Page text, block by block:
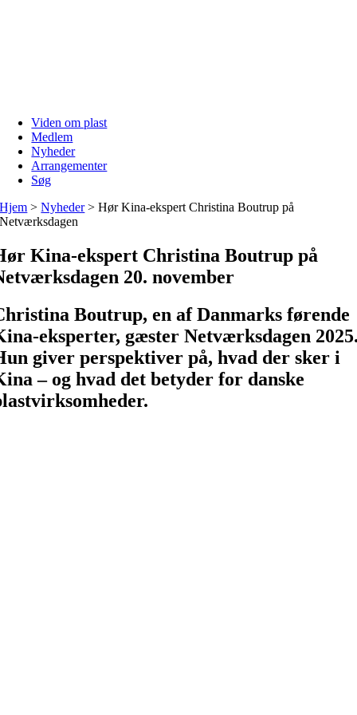
Viden om plast
Medlem
Nyheder
Arrangementer
Søg
Hjem >Nyheder>Hør Kina-ekspert Christina Boutrup på
Netværksdagen
Kina-ekspert Christina Boutrup på
20. november
Boutrup, en af Danmarks førende
eksperter, gæster Netværksdagen
giver perspektiver på, hvad der sker i
– og hvad det betyder for danske